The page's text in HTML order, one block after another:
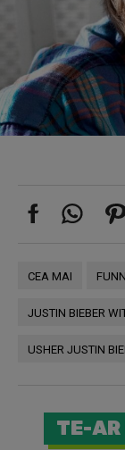
CEA MAI
JUSTIN BIEBER
USHER JUSTIN
TE-AR